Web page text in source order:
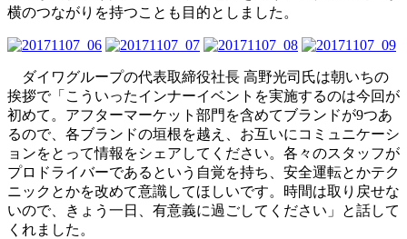
横のつながりを持つことも目的としました。
ダイワグループの代表取締役社長 高野光司氏は朝いちの
挨拶で「こういったインナーイベントを実施するのは今回が
初めて。アフターマーケット部門を含めてブランドが9つあ
るので、各ブランドの垣根を越え、お互いにコミュニケーシ
ョンをとって情報をシェアしてください。各々のスタッフが
プロドライバーであるという自覚を持ち、安全運転とかテク
ニックとかを改めて意識してほしいです。時間は取り戻せな
いので、きょう一日、有意義に過ごしてください」と話して
くれました。